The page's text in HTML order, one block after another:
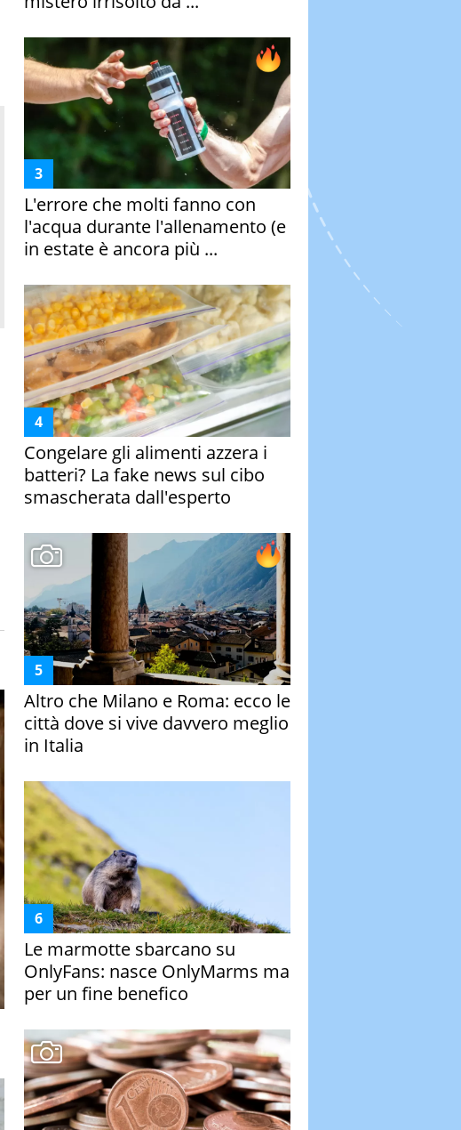
L'errore che molti fanno con
l'acqua durante l'allenamento (e
in estate è ancora più ...
Congelare gli alimenti azzera i
batteri? La fake news sul cibo
smascherata dall'esperto
Altro che Milano e Roma: ecco le
città dove si vive davvero meglio
in Italia
Le marmotte sbarcano su
OnlyFans: nasce OnlyMarms ma
per un fine benefico